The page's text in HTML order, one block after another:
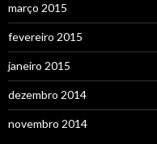
março 2015
fevereiro 2015
janeiro 2015
dezembro 2014
novembro 2014